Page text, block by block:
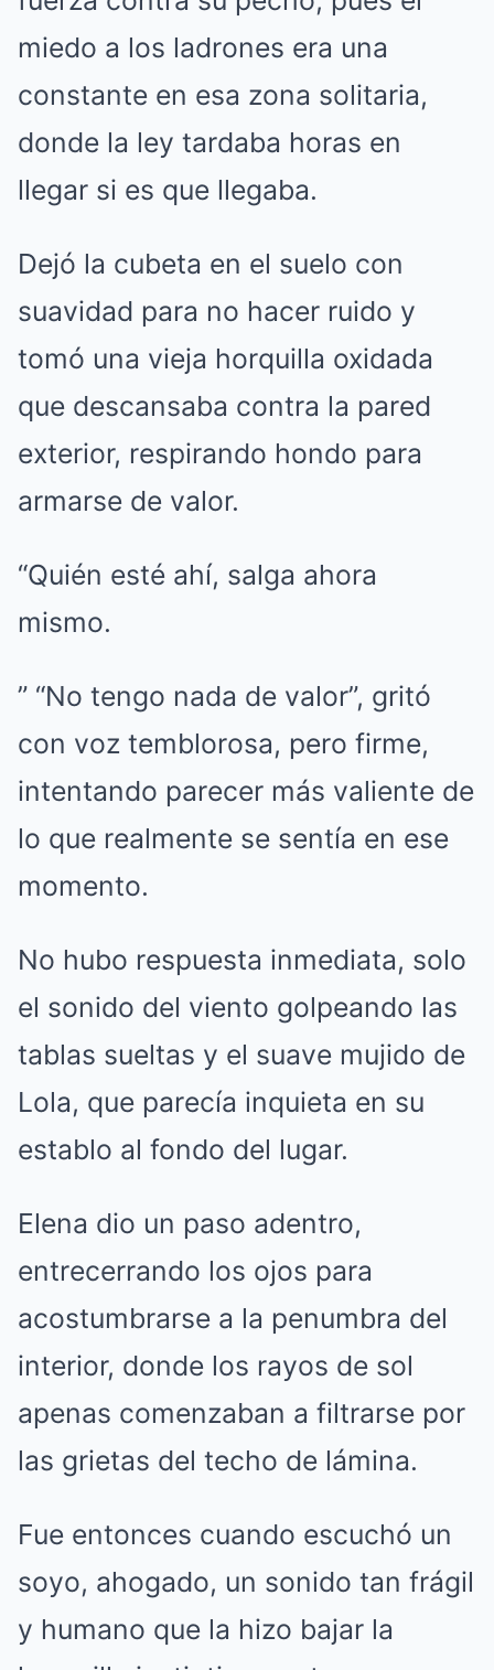
miedo a los ladrones era una
constante en esa zona solitaria,
donde la ley tardaba horas en
llegar si es que llegaba.
Dejó la cubeta en el suelo con
suavidad para no hacer ruido y
tomó una vieja horquilla oxidada
que descansaba contra la pared
exterior, respirando hondo para
armarse de valor.
“Quién esté ahí, salga ahora
mismo.
” “No tengo nada de valor”, gritó
con voz temblorosa, pero firme,
intentando parecer más valiente de
lo que realmente se sentía en ese
momento.
No hubo respuesta inmediata, solo
el sonido del viento golpeando las
tablas sueltas y el suave mujido de
Lola, que parecía inquieta en su
establo al fondo del lugar.
Elena dio un paso adentro,
entrecerrando los ojos para
acostumbrarse a la penumbra del
interior, donde los rayos de sol
apenas comenzaban a filtrarse por
las grietas del techo de lámina.
Fue entonces cuando escuchó un
soyo, ahogado, un sonido tan frágil
y humano que la hizo bajar la